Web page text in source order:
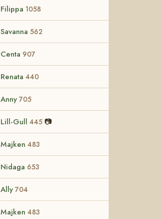
Filippa 1058
Savanna 562
Centa 907
Renata 440
Anny 705
Lill-Gull 445 📷
Majken 483
Nidaga 653
Ally 704
Majken 483